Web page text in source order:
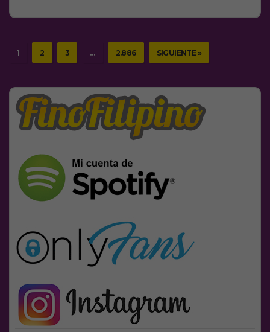
1 2 3 … 2.886 SIGUIENTE »